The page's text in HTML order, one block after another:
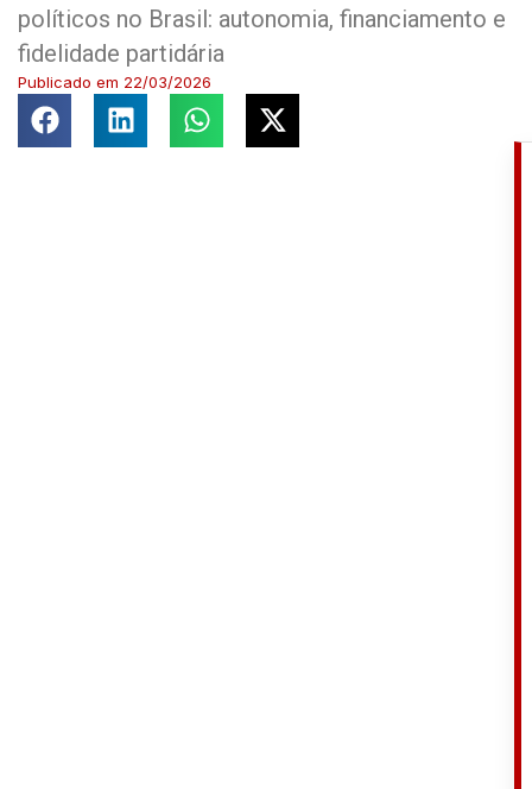
políticos no Brasil: autonomia, financiamento e
fidelidade partidária
Publicado em 22/03/2026